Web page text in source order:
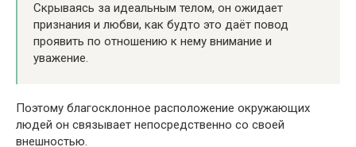
Скрываясь за идеальным телом, он ожидает
признания и любви, как будто это даёт повод
проявить по отношению к нему внимание и
уважение.
Поэтому благосклонное расположение окружающих
людей он связывает непосредственно со своей
внешностью.